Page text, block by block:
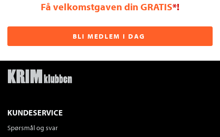
Få velkomstgaven din GRATIS*!
BLI MEDLEM I DAG
KUNDESERVICE
Spørsmål og svar